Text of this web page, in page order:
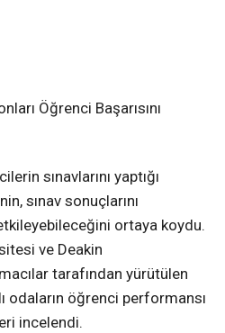
Öğrenci Başarısını
sınavlarını yaptığı
sınav sonuçlarını
ortaya koydu.
ve Deakin
tarafından yürütülen
odaların öğrenci performansı
incelendi.